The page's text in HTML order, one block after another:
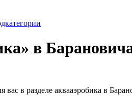
в
в разделе аквааэробика в